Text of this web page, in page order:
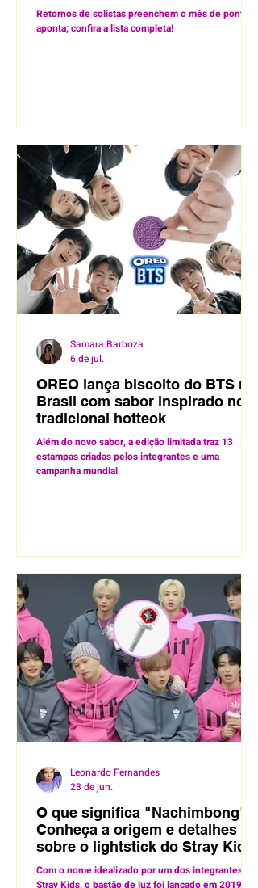
Retornos de solistas preenchem o mês de ponta
aponta; confira a lista completa!
OREO lança biscoito do BTS no
Brasil com sabor inspirado no
tradicional hotteok
Além do novo sabor, a edição limitada traz 13
estampas criadas pelos integrantes e uma
campanha mundial
Samara Barboza
6 de jul.
O que significa "Nachimbong"?
Conheça a origem e detalhes
sobre o lightstick do Stray Kids
Com o nome idealizado por um dos integrantes do
Stray Kids, o bastão de luz foi lançado em 2019 e
Leonardo Fernandes
23 de jun.